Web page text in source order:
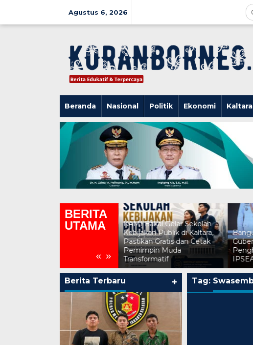
Agustus 6, 2026
Beranda Nasional Politik Ekonomi Kaltara
BERITA
UTAMA
« »
Mediator Non-Hakim
Berhasil Mendamaikan
KAMI Bakal Gelar Sekolah
Kebijakan Publik di Kaltara,
Pastikan Gratis dan Cetak
Pemimpin Muda
Transformatif
Berita Terbaru + Tag: